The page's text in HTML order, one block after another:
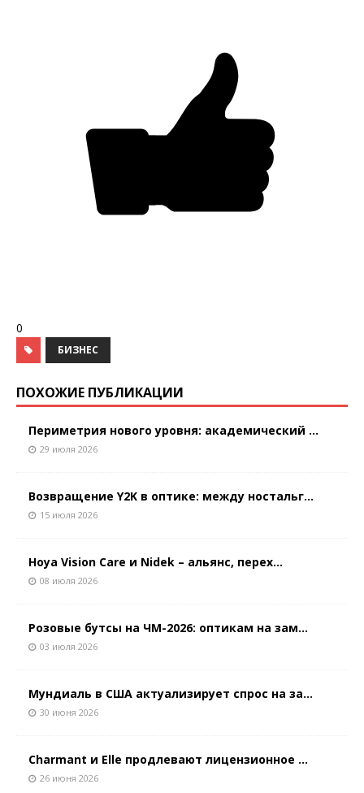
0
БИЗНЕС
ПОХОЖИЕ ПУБЛИКАЦИИ
Периметрия нового уровня: академический ...
29 июля 2026
Возвращение Y2K в оптике: между ностальг...
15 июля 2026
Hoya Vision Care и Nidek – альянс, перех...
08 июля 2026
Розовые бутсы на ЧМ-2026: оптикам на зам...
03 июля 2026
Мундиаль в США актуализирует спрос на за...
30 июня 2026
Charmant и Elle продлевают лицензионное ...
26 июня 2026